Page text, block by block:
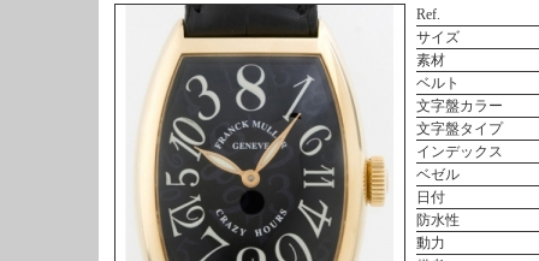
Ref.
サイズ
素材
ベルト
文字盤カラー
文字盤タイプ
インデックス
ベゼル
日付
防水性
動力